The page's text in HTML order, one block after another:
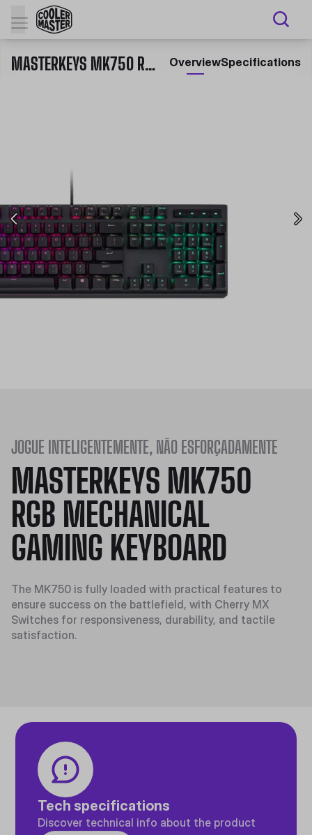
MASTERKEYS MK750 RGB MECHANICAL GAMING KEYBOARD OverviewSpecifications
JOGUE INTELIGENTEMENTE, NÃO ESFORÇADAMENTE
MASTERKEYS MK750
RGB MECHANICAL
GAMING KEYBOARD
The MK750 is fully loaded with practical features to
ensure success on the battlefield, with Cherry MX
Switches for responsiveness, durability, and tactile
satisfaction.
Tech specifications
Discover technical info about the product